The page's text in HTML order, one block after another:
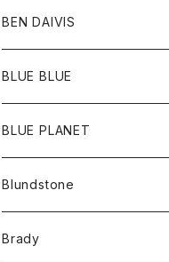
バッグ
ポーチ
トップス
Ｔシャツ
BEN DAIVIS
ポトム
パンツ
BLUE BLUE
アウター
カーディガン
コート
アクセサリー
バッグ
キッズ
BLUE PLANET
サングラス
Blundstone
Brady